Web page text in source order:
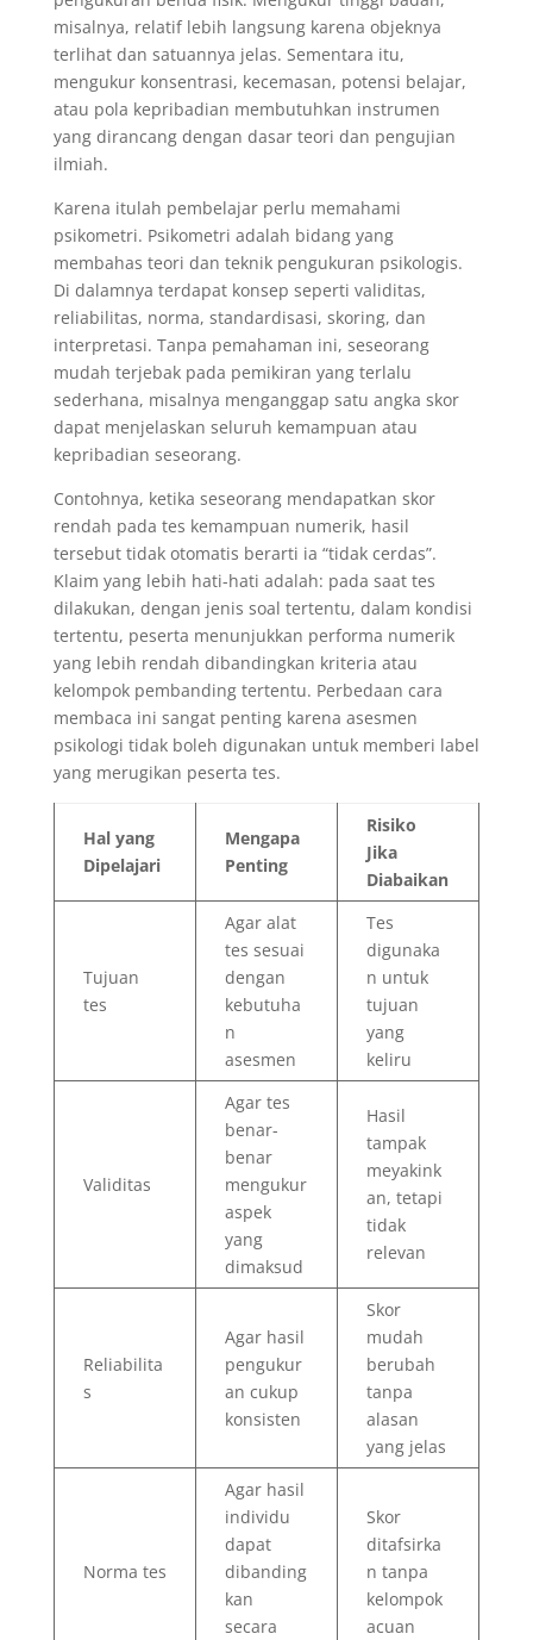
misalnya, relatif lebih langsung karena objeknya
terlihat dan satuannya jelas. Sementara itu,
mengukur konsentrasi, kecemasan, potensi belajar,
atau pola kepribadian membutuhkan instrumen
yang dirancang dengan dasar teori dan pengujian
ilmiah.
Karena itulah pembelajar perlu memahami
psikometri. Psikometri adalah bidang yang
membahas teori dan teknik pengukuran psikologis.
Di dalamnya terdapat konsep seperti validitas,
reliabilitas, norma, standardisasi, skoring, dan
interpretasi. Tanpa pemahaman ini, seseorang
mudah terjebak pada pemikiran yang terlalu
sederhana, misalnya menganggap satu angka skor
dapat menjelaskan seluruh kemampuan atau
kepribadian seseorang.
Contohnya, ketika seseorang mendapatkan skor
rendah pada tes kemampuan numerik, hasil
tersebut tidak otomatis berarti ia “tidak cerdas”.
Klaim yang lebih hati-hati adalah: pada saat tes
dilakukan, dengan jenis soal tertentu, dalam kondisi
tertentu, peserta menunjukkan performa numerik
yang lebih rendah dibandingkan kriteria atau
kelompok pembanding tertentu. Perbedaan cara
membaca ini sangat penting karena asesmen
psikologi tidak boleh digunakan untuk memberi label
yang merugikan peserta tes.
Hal yang
Dipelajari
Mengapa
Penting
Risiko
Jika
Diabaikan
Tujuan
tes
Agar alat
tes sesuai
dengan
kebutuha
n
asesmen
Tes
digunaka
n untuk
tujuan
yang
keliru
Validitas
Agar tes
benar-
benar
mengukur
aspek
yang
dimaksud
Hasil
tampak
meyakink
an, tetapi
tidak
relevan
Reliabilita
s
Agar hasil
pengukur
an cukup
konsisten
Skor
mudah
berubah
tanpa
alasan
yang jelas
Norma tes
Agar hasil
individu
dapat
dibanding
kan
secara
Skor
ditafsirka
n tanpa
kelompok
acuan